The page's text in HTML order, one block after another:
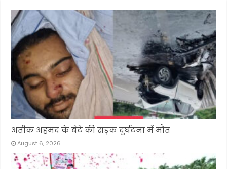
अतीक़ अहमद के बेटे की सड़क दुर्घटना में मौत
August 6, 2026